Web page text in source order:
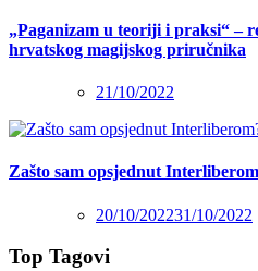
„Paganizam u teoriji i praksi“ –
hrvatskog magijskog priručnika
21/10/2022
Zašto sam opsjednut
20/10/202231/10/2022
Top Tagovi